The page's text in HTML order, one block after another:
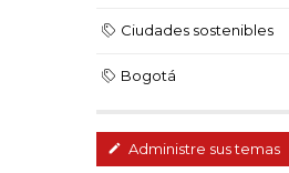
Ciudades sostenibles
Bogotá
Administre sus temas